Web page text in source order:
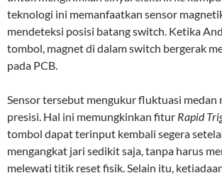
teknologi ini memanfaatkan sensor
mendeteksi posisi batang switch. Ketika
tombol, magnet di dalam switch bergerak
pada PCB.
Sensor tersebut mengukur fluktuasi medan
presisi. Hal ini memungkinkan fitur Rapid
tombol dapat terinput kembali segera
mengangkat jari sedikit saja, tanpa harus
melewati titik reset fisik. Selain itu,